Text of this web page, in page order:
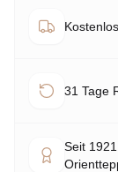
31 Tage
Seit